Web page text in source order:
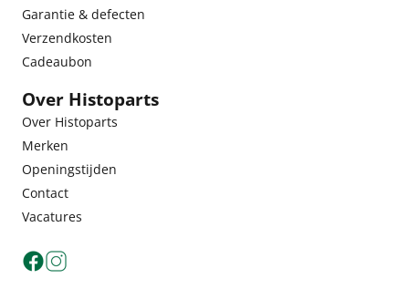
Garantie & defecten
Verzendkosten
Cadeaubon
Over Histoparts
Over Histoparts
Merken
Openingstijden
Contact
Vacatures